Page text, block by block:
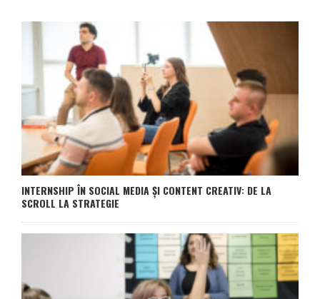
INTERNSHIP ÎN SOCIAL MEDIA ȘI CONTENT CREATIV: DE LA
SCROLL LA STRATEGIE